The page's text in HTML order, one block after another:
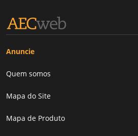
Anuncie
Quem somos
Mapa do Site
Mapa de Produto